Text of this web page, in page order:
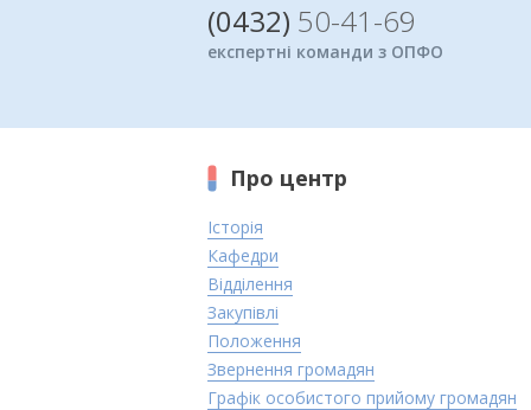
(0432) 50-41-69
експертні команди з ОПФО
Про центр
Історія
Кафедри
Відділення
Закупівлі
Положення
Звернення громадян
Графік особистого прийому громадян